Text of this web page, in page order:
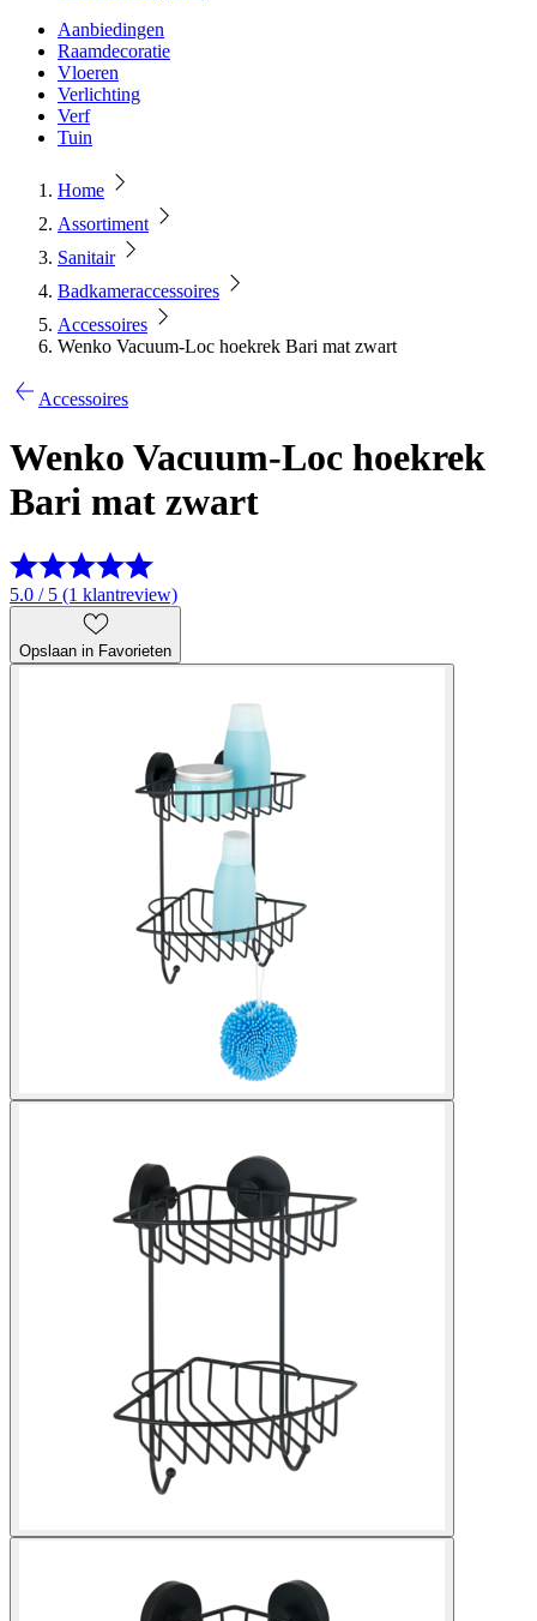
Aanbiedingen
Raamdecoratie
Vloeren
Verlichting
Verf
Tuin
Home
Assortiment
Sanitair
Badkameraccessoires
Accessoires
Wenko Vacuum-Loc hoekrek Bari mat zwart
Accessoires
Wenko Vacuum-Loc hoekrek
Bari mat zwart
5.0 / 5 (1 klantreview)
Opslaan in Favorieten